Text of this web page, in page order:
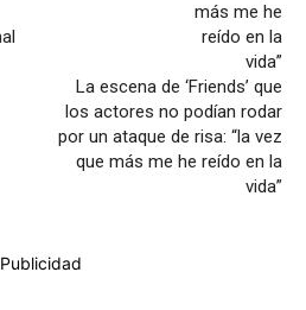
La escena de ‘Friends’ que
los actores no podían rodar
por un ataque de risa: “la vez
que más me he reído en la
vida”
Publicidad